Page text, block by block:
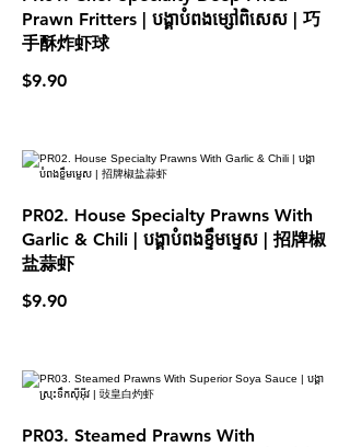
Prawn Fritters | បង្គាបំពងម្សៅពិសេស | 巧
手酥炸虾球
$9.90
PR02. House Specialty Prawns With
Garlic & Chili | បង្គាបំពងខ្ទឹមម្ទេស | 招牌椒
盐蒜虾
$9.90
PR03. Steamed Prawns With